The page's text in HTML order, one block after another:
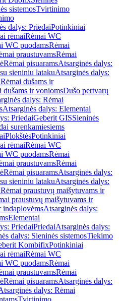
sistemosTvirtinimo
dalys: PriedaiPotinkiniai
rėmaiRėmai WC
WC puodamsRėmai
praustuvamsRėmai
Rėmai pisuaramsAtsarginės dalys:
sieniniu latakuAtsarginės dalys:
Rėmai dušams ir
dušams ir voniomsDušo pertvarų
dalys: Rėmai
Atsarginės dalys: Elementai
PriedaiGeberit GISSieninės
surenkamiesiems
PlokštėsPotinkiniai
rėmaiRėmai WC
WC puodamsRėmai
praustuvamsRėmai
Rėmai pisuaramsAtsarginės dalys:
sieniniu latakuAtsarginės dalys:
Rėmai praustuvų maišytuvams ir
praustuvų maišytuvams ir
indaplovėmsAtsarginės dalys:
Elementai
PriedaiPriedaiAtsarginės dalys:
dalys: Sieninės sistemosTiekimo
KombifixPotinkiniai
rėmaiRėmai WC
WC puodamsRėmai
praustuvamsRėmai
Rėmai pisuaramsAtsarginės dalys:
dalys: Rėmai
Tvirtinimo